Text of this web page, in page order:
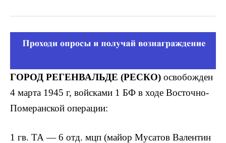
ГОРОД РЕГЕНВАЛЬДЕ (РЕСКО) освобожден
4 марта 1945 г, войсками 1 БФ в ходе Восточно-
Померанской операции:
1 гв. ТА — 6 отд. мцп (майор Мусатов Валентин